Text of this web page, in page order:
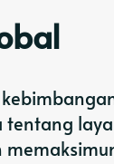
tentang